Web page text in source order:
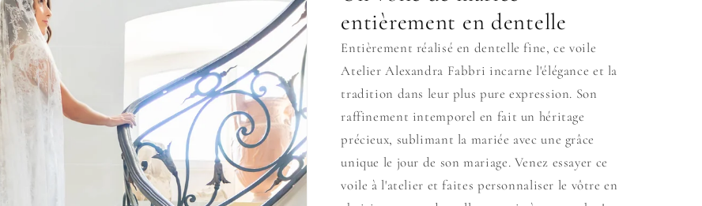
entièrement en dentelle
Entièrement réalisé en dentelle fine, ce voile
Atelier Alexandra Fabbri incarne l'élégance et la
tradition dans leur plus pure expression. Son
raffinement intemporel en fait un héritage
précieux, sublimant la mariée avec une grâce
unique le jour de son mariage. Venez essayer ce
voile à l'atelier et faites personnaliser le vôtre en